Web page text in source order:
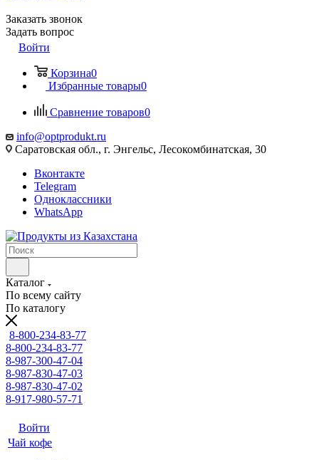
Заказать звонок
Задать вопрос
Войти
Корзина0
Избранные товары0
Сравнение товаров0
info@optprodukt.ru
Саратовская обл., г. Энгельс, Лесокомбинатская, 30
Вконтакте
Telegram
Одноклассники
WhatsApp
Каталог
По всему сайту
По каталогу
8-800-234-83-77
8-800-234-83-77
8-987-300-47-04
8-987-830-47-03
8-987-830-47-02
8-917-980-57-71
Войти
Чай кофе